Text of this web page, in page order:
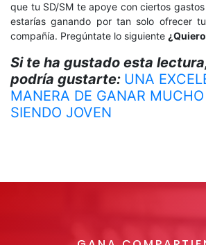
que tu SD/SM te apoye con ciertos
estarías ganando por tan solo ofrecer
compañía. Pregúntate lo siguiente
Si te ha gustado esta
podría gustarte: UNA
MANERA DE GANAR MUCHO
SIENDO JOVEN